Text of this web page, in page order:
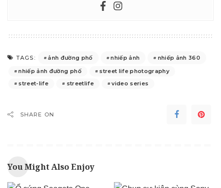
TAGS: ảnh đường phố nhiếp ảnh
nhiếp ảnh 360
nhiếp ảnh đường phố
street life photography
street-life
streetlife video series
SHARE ON
You Might Also Enjoy